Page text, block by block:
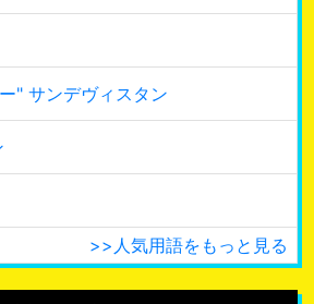
" サンデヴィスタン
>>人気用語をもっと見る